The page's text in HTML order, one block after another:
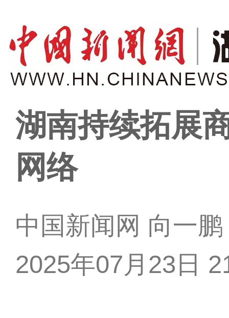
湖南持续拓展
网络
中国新闻网 向一
2025年07月23日